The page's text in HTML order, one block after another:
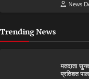
News
Trending News
मतदाता
प्रतिशत